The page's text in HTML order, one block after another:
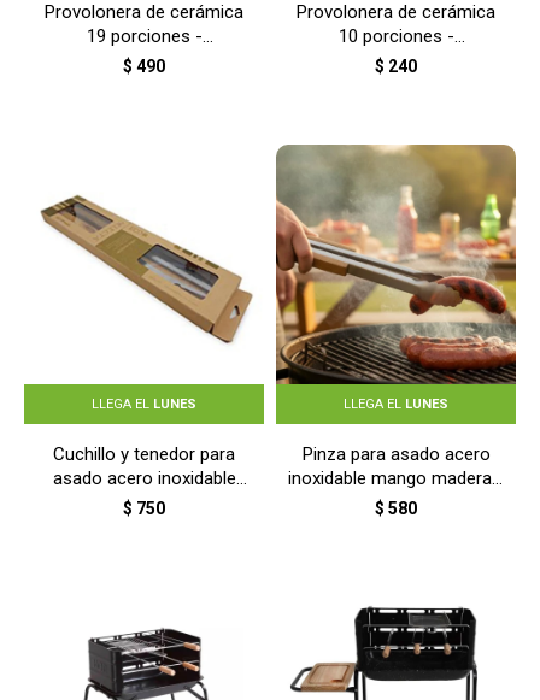
Provolonera de cerámica
19 porciones -
TERRACOTA
$ 490
Provolonera de cerámica
10 porciones -
TERRACOTA
$ 240
LLEGA EL LUNES
Cuchillo y tenedor para
asado acero inoxidable
mango madera - MADERA
$ 750
LLEGA EL LUNES
Pinza para asado acero
inoxidable mango madera -
TERRACOTA
$ 580